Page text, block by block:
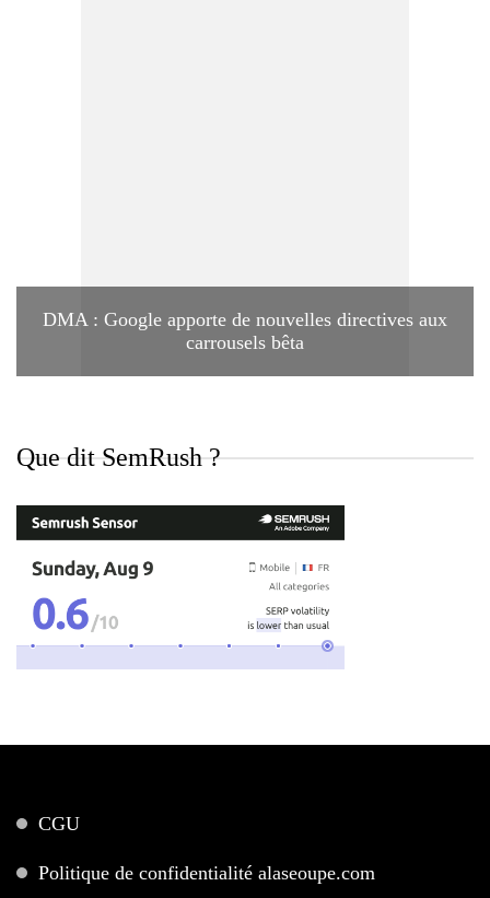
DMA : Google apporte de nouvelles directives aux
carrousels bêta
Que dit SemRush ?
CGU
Politique de confidentialité alaseoupe.com